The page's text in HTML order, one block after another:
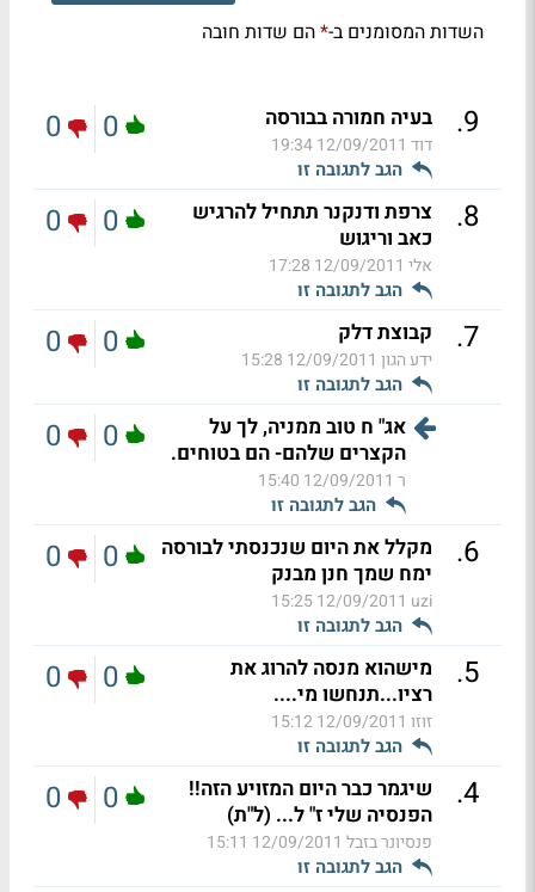
השדות המסומנים ב-*הם שדות חובה
9
. בעיה חמורה בבורסה
דוד 12/09/2011 19:34
הגב לתגובה זו
0
0
8
.
צרפת ודנקנר תתחיל להרגיש
כאב וריגוש
אלי 12/09/2011 17:28
הגב לתגובה זו
0
0
7
. קבוצת דלק
ידע הגון 12/09/2011 15:28
הגב לתגובה זו
0
0
אג" ח טוב ממניה, לך על
הקצרים שלהם- הם בטוחים.
ר 12/09/2011 15:40
הגב לתגובה זו
0
0
6
.
מקלל את היום שנכנסתי לבורסה
ימח שמך חנן מבנק
uzi
12/09/2011 15:25
הגב לתגובה זו
0
0
5
.
מישהוא מנסה להרוג את
רציו...תנחשו מי....
זוזו 12/09/2011 15:12
הגב לתגובה זו
0
0
4
.
שיגמר כבר היום המזויע הזה!!
הפנסיה שלי ז" ל... (ל"ת)
פנסיונר בזבל 12/09/2011 15:11
הגב לתגובה זו
0
0